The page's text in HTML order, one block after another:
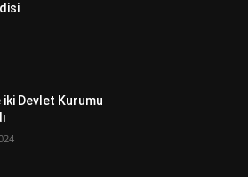
iki Devlet Kurumu